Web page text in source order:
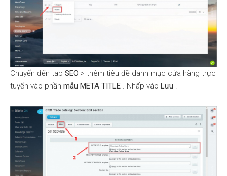
Chuyển đến tab SEO > thêm tiêu đề danh mục cửa hàng trực
tuyến vào phần mẫu META TITLE . Nhấp vào Lưu .